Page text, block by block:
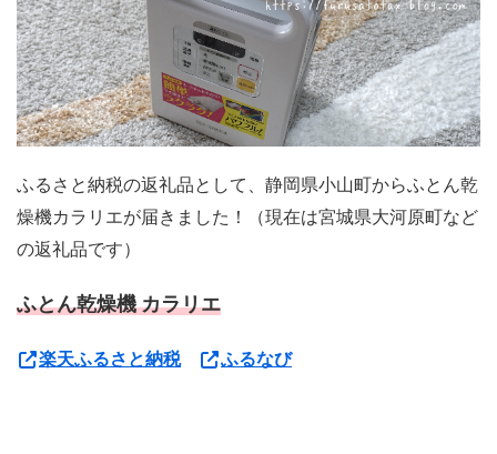
ふるさと納税の返礼品として、静岡県小山町からふとん乾
燥機カラリエが届きました！（現在は宮城県大河原町など
の返礼品です）
ふとん乾燥機 カラリエ
楽天ふるさと納税 ふるなび